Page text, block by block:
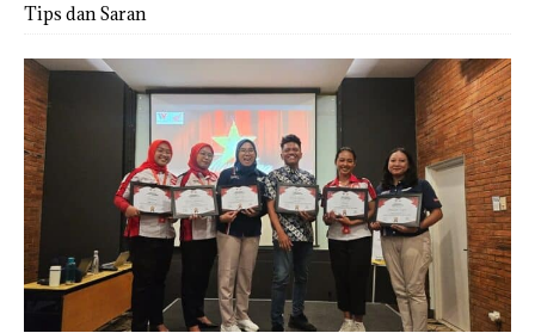
Tips dan Saran